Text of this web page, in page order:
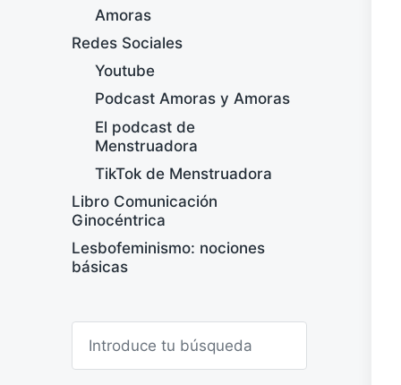
Amoras
Redes Sociales
Youtube
Podcast Amoras y Amoras
El podcast de
Menstruadora
TikTok de Menstruadora
Libro Comunicación
Ginocéntrica
Lesbofeminismo: nociones
básicas